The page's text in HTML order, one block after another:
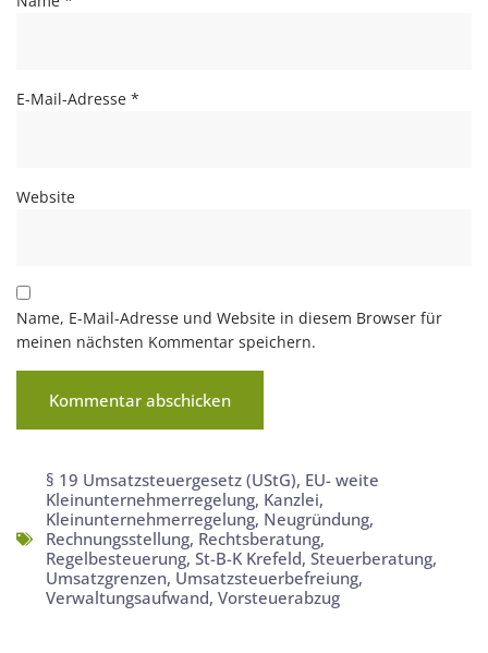
E-Mail-Adresse *
Website
Name, E-Mail-Adresse und Website in diesem Browser für
meinen nächsten Kommentar speichern.
§ 19 Umsatzsteuergesetz (UStG), EU- weite
Kleinunternehmerregelung, Kanzlei,
Kleinunternehmerregelung, Neugründung,
Rechnungsstellung, Rechtsberatung,
Regelbesteuerung, St-B-K Krefeld, Steuerberatung,
Umsatzgrenzen, Umsatzsteuerbefreiung,
Verwaltungsaufwand, Vorsteuerabzug